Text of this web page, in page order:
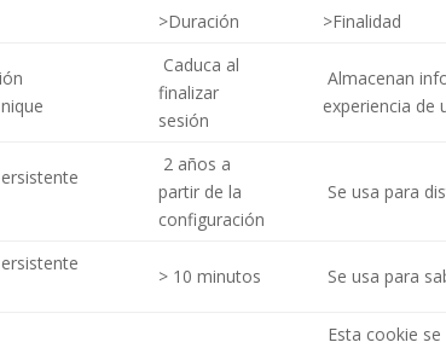
>Duración >Finalidad
Caduca al
finalizar
sesión
Almacenan
experiencia de
2 años a
partir de la
configuración
Se usa para
> 10 minutos Se usa para
Esta cookie